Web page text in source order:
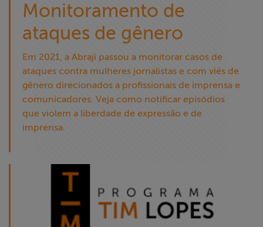
Monitoramento de
ataques de gênero
Em 2021, a Abraji passou a monitorar casos de
ataques contra mulheres jornalistas e com viés de
gênero direcionados a profissionais de imprensa e
comunicadores. Veja como notificar episódios
que violem a liberdade de expressão e de
imprensa.